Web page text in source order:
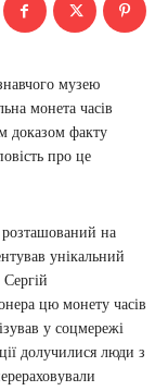
музею
монета часів
доказом факту
про це
на
унікальний
цю монету часів
у соцмережі
долучилися люди з